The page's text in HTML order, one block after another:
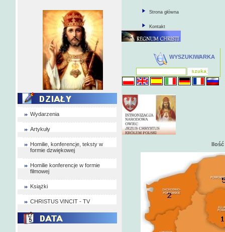
Wydarzenia
Artykuły
Homilie, konferencje, teksty w
formie dzwiękowej
Homilie konferencje w formie
filmowej
Książki
CHRISTUS VINCIT - TV
Strona główna
Kontakt
WYSZUKIWARKA
Ilość